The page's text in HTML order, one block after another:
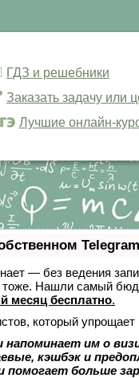
ГДЗ и решебники
Заказать задачу или
Лучшие онлайн-
— без ведения
тоже. Нашли самый
месяц бесплатно.
который упрощает
напоминает им о
кэшбэк и
помогает больше